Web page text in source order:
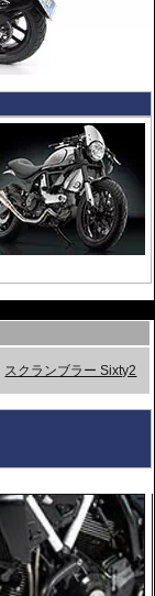
スクランブラー Sixty2